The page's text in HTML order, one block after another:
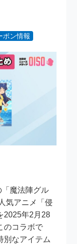
ポン情報
魔法陣グル
気アニメ「侵
2025年2月28
のコラボで
別なアイテム